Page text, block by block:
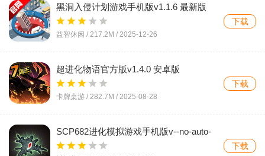
黑洞入侵计划游戏手机版v1.1.6 最新版
益智休闲 / 217.2M / 2025-12-26
下载
超进化物语官方版v1.4.0 安卓版
卡牌桌游 / 282.7M / 2025-08-28
下载
SCP682进化模拟游戏手机版v--no-auto-
version 最新版
下载